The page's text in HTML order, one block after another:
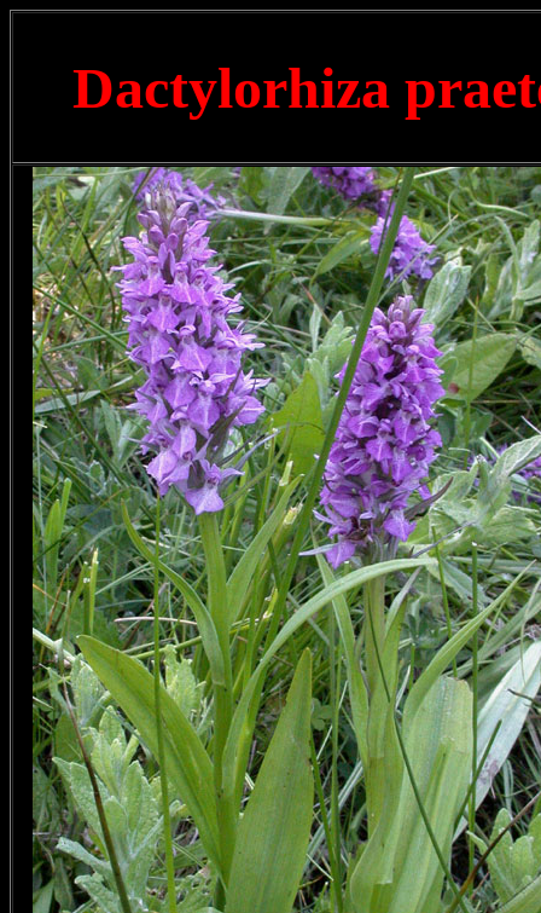
Dactylorhiza